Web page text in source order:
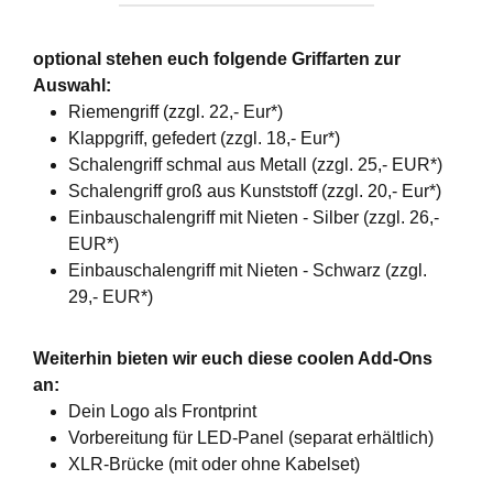
optional stehen euch folgende Griffarten zur
Auswahl:
Riemengriff (zzgl. 22,- Eur*)
Klappgriff, gefedert (zzgl. 18,- Eur*)
Schalengriff schmal aus Metall (zzgl. 25,- EUR*)
Schalengriff groß aus Kunststoff (zzgl. 20,- Eur*)
Einbauschalengriff mit Nieten - Silber (zzgl. 26,-
EUR*)
Einbauschalengriff mit Nieten - Schwarz (zzgl.
29,- EUR*)
Weiterhin bieten wir euch diese coolen Add-Ons
an:
Dein Logo als Frontprint
Vorbereitung für LED-Panel (separat erhältlich)
XLR-Brücke (mit oder ohne Kabelset)